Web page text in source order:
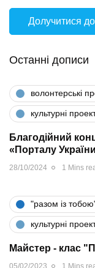
Долучитися до
Останні дописи
волонтерські
культурні
Благодійний
«Порталу
28/10/2024 1 Mins
"разом iз
культурні
Майстер - клас
05/02/2023 1 Mins